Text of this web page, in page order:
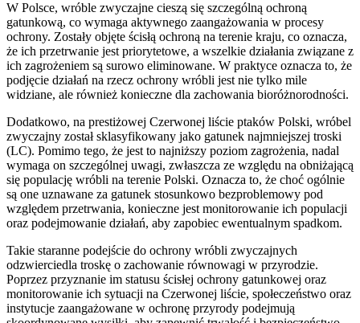
W Polsce, wróble zwyczajne cieszą się szczególną ochroną
gatunkową, co wymaga aktywnego zaangażowania w procesy
ochrony. Zostały objęte ścisłą ochroną na terenie kraju, co oznacza,
że ich przetrwanie jest priorytetowe, a wszelkie działania związane z
ich zagrożeniem są surowo eliminowane. W praktyce oznacza to, że
podjęcie działań na rzecz ochrony wróbli jest nie tylko mile
widziane, ale również konieczne dla zachowania bioróżnorodności.
Dodatkowo, na prestiżowej Czerwonej liście ptaków Polski, wróbel
zwyczajny został sklasyfikowany jako gatunek najmniejszej troski
(LC). Pomimo tego, że jest to najniższy poziom zagrożenia, nadal
wymaga on szczególnej uwagi, zwłaszcza ze względu na obniżającą
się populację wróbli na terenie Polski. Oznacza to, że choć ogólnie
są one uznawane za gatunek stosunkowo bezproblemowy pod
względem przetrwania, konieczne jest monitorowanie ich populacji
oraz podejmowanie działań, aby zapobiec ewentualnym spadkom.
Takie staranne podejście do ochrony wróbli zwyczajnych
odzwierciedla troskę o zachowanie równowagi w przyrodzie.
Poprzez przyznanie im statusu ścisłej ochrony gatunkowej oraz
monitorowanie ich sytuacji na Czerwonej liście, społeczeństwo oraz
instytucje zaangażowane w ochronę przyrody podejmują